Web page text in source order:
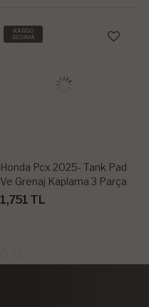
KARGO
BEDAVA
Honda Pcx 2025- Tank Pad
Ve Grenaj Kaplama 3 Parça
1,751 TL